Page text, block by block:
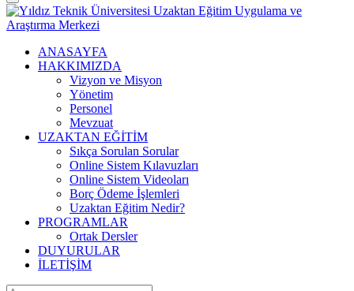
ANASAYFA
HAKKIMIZDA
Vizyon ve Misyon
Yönetim
Personel
Mevzuat
UZAKTAN EĞİTİM
Sıkça Sorulan Sorular
Online Sistem Kılavuzları
Online Sistem Videoları
Borç Ödeme İşlemleri
Uzaktan Eğitim Nedir?
PROGRAMLAR
Ortak Dersler
DUYURULAR
İLETİŞİM